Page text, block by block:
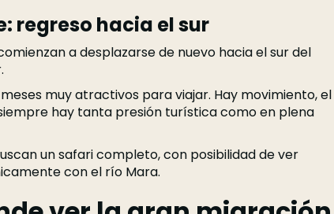
regreso hacia el sur
a desplazarse de nuevo hacia el sur del
muy atractivos para viajar. Hay movimiento, el
hay tanta presión turística como en plena
un safari completo, con posibilidad de ver
con el río Mara.